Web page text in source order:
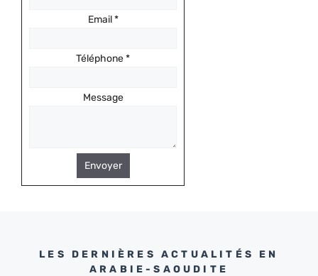
Email*
Téléphone*
Message
Envoyer
LES DERNIÈRES ACTUALITÉS EN
ARABIE-SAOUDITE